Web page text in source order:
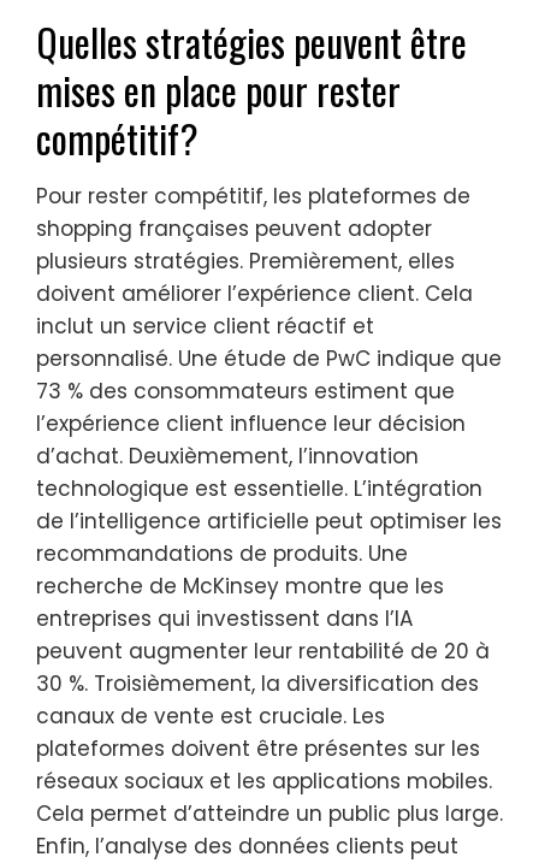
Quelles stratégies peuvent être
mises en place pour rester
compétitif?
Pour rester compétitif, les plateformes de
shopping françaises peuvent adopter
plusieurs stratégies. Premièrement, elles
doivent améliorer l’expérience client. Cela
inclut un service client réactif et
personnalisé. Une étude de PwC indique que
73 % des consommateurs estiment que
l’expérience client influence leur décision
d’achat. Deuxièmement, l’innovation
technologique est essentielle. L’intégration
de l’intelligence artificielle peut optimiser les
recommandations de produits. Une
recherche de McKinsey montre que les
entreprises qui investissent dans l’IA
peuvent augmenter leur rentabilité de 20 à
30 %. Troisièmement, la diversification des
canaux de vente est cruciale. Les
plateformes doivent être présentes sur les
réseaux sociaux et les applications mobiles.
Cela permet d’atteindre un public plus large.
Enfin, l’analyse des données clients peut